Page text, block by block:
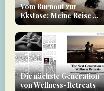
Vom Burnout zur
Ekstase: Meine Reise mit
Forbidden Yoga - Ein
Erfahrungsbericht
Die nächste Generation
von Wellness-Retreats